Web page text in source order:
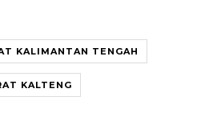
KALIMANTAN TENGAH
KALTENG